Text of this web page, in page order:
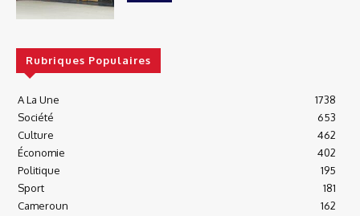
Rubriques Populaires
A La Une
1738
Société
653
Culture
462
Économie
402
Politique
195
Sport
181
Cameroun
162